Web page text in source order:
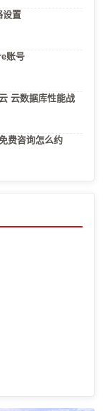
设置
账号
云数据库性能战
费咨询怎么约